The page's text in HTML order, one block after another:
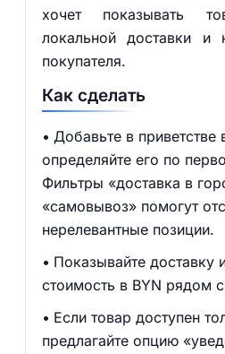
хочет показывать
локальной доставки и
покупателя.
Как сделать
Добавьте в
определяйте его по
Фильтры «доставка в
«самовывоз» помогут
нерелевантные позиции.
Показывайте доставку
стоимость в BYN рядом
Если товар доступен
предлагайте опцию